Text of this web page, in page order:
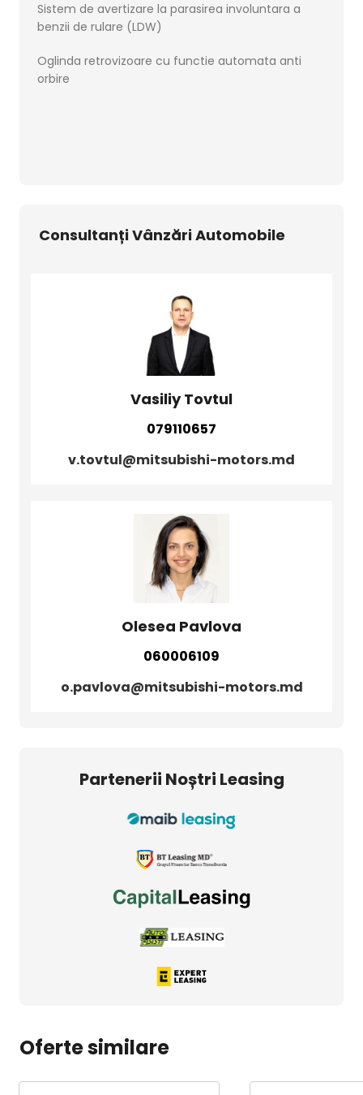
Sistem de avertizare la parasirea involuntara a
benzii de rulare (LDW)
Oglinda retrovizoare cu functie automata anti
orbire
Consultanți Vânzări Automobile
Vasiliy Tovtul
079110657
v.tovtul@mitsubishi-motors.md
Olesea Pavlova
060006109
o.pavlova@mitsubishi-motors.md
Partenerii Noștri Leasing
Oferte similare